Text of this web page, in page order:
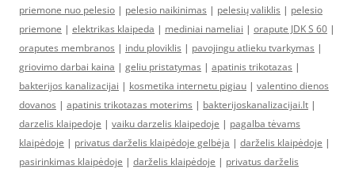
priemone nuo pelesio | pelesio naikinimas | pelesių valiklis | pelesio
priemone | elektrikas klaipeda | mediniai nameliai | orapute JDK S 60 |
oraputes membranos | indu ploviklis | pavojingu atlieku tvarkymas |
griovimo darbai kaina | geliu pristatymas | apatinis trikotazas |
bakterijos kanalizacijai | kosmetika internetu pigiau | valentino dienos
dovanos | apatinis trikotazas moterims | bakterijoskanalizacijai.lt |
darzelis klaipedoje | vaiku darzelis klaipedoje | pagalba tėvams
klaipėdoje | privatus darželis klaipėdoje gelbėja | darželis klaipėdoje |
pasirinkimas klaipėdoje | darželis klaipėdoje | privatus darželis